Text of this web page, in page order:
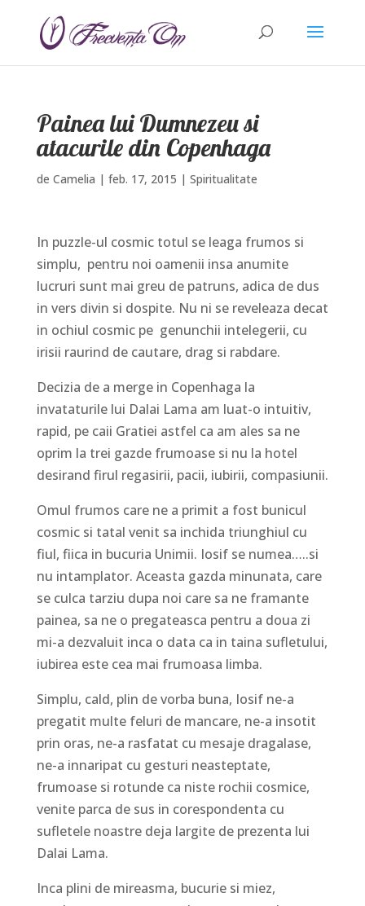
Painea lui Dumnezeu si
atacurile din Copenhaga
de Camelia | feb. 17, 2015 | Spiritualitate
In puzzle-ul cosmic totul se leaga frumos si
simplu, pentru noi oamenii insa anumite
lucruri sunt mai greu de patruns, adica de dus
in vers divin si dospite. Nu ni se reveleaza decat
in ochiul cosmic pe genunchii intelegerii, cu
irisii raurind de cautare, drag si rabdare.
Decizia de a merge in Copenhaga la
invataturile lui Dalai Lama am luat-o intuitiv,
rapid, pe caii Gratiei astfel ca am ales sa ne
oprim la trei gazde frumoase si nu la hotel
desirand firul regasirii, pacii, iubirii, compasiunii.
Omul frumos care ne a primit a fost bunicul
cosmic si tatal venit sa inchida triunghiul cu
fiul, fiica in bucuria Unimii. Iosif se numea…..si
nu intamplator. Aceasta gazda minunata, care
se culca tarziu dupa noi care sa ne framante
painea, sa ne o pregateasca pentru a doua zi
mi-a dezvaluit inca o data ca in taina sufletului,
iubirea este cea mai frumoasa limba.
Simplu, cald, plin de vorba buna, Iosif ne-a
pregatit multe feluri de mancare, ne-a insotit
prin oras, ne-a rasfatat cu mesaje dragalase,
ne-a innaripat cu gesturi neasteptate,
frumoase si rotunde ca niste rochii cosmice,
venite parca de sus in corespondenta cu
sufletele noastre deja largite de prezenta lui
Dalai Lama.
Inca plini de mireasma, bucurie si miez,